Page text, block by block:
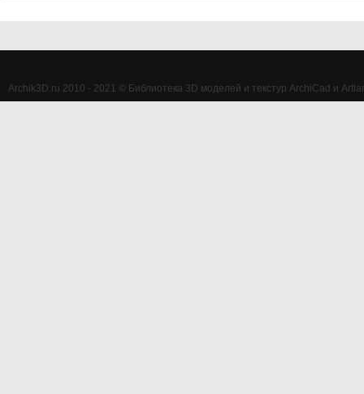
Archik3D.ru 2010 - 2021 © Библиотека 3D моделей и текстур ArchiCad и